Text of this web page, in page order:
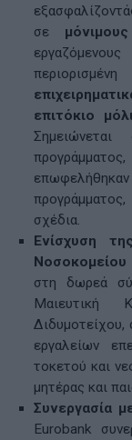
σε
επιτόκιο
προγράμματος,
σχέδια.
Ενίσχυση
Νοσοκομείου
στη δωρεά
Μαιευτική
εργαλείων
τοκετού και
μητέρας και
Συνεργασία
Eurobank